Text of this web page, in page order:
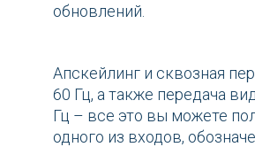
обновлений.
Апскейлинг и сквозная
60 Гц, а также передача
Гц – все это вы можете
одного из входов,